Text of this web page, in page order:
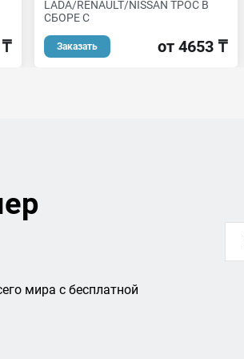
LADA/RENAULT/NISSAN ТРОС В
СБОРЕ С
Заказать от 4653 ₸
мира с бесплатной